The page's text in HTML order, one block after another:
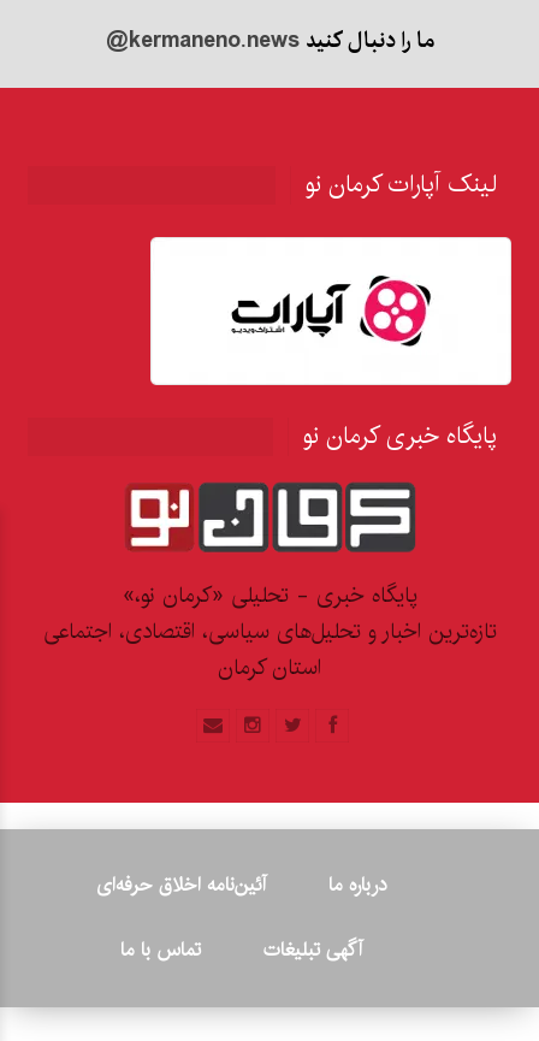
ما را دنبال کنید@kermaneno.news
لینک آپارات کرمان نو
پایگاه خبری کرمان نو
پایگاه خبری - تحلیلی «کرمان نو،»
تازه‌ترین اخبار و تحلیل‌های سیاسی، اقتصادی، اجتماعی
استان کرمان
درباره ما
آئین‌نامه اخلاق حرفه‌ای
آگهی تبلیغات
تماس با ما